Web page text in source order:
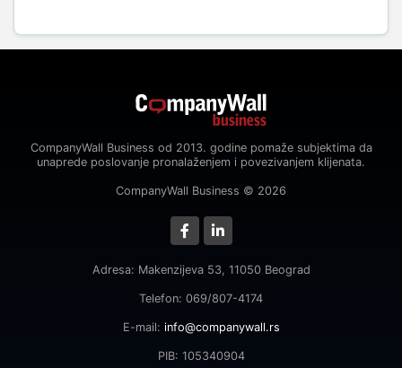
CompanyWall Business od 2013. godine pomaže subjektima da
unaprede poslovanje pronalaženjem i povezivanjem klijenata.
CompanyWall Business © 2026
Adresa: Makenzijeva 53, 11050 Beograd
Telefon: 069/807-4174
E-mail: info@companywall.rs
PIB: 105340904